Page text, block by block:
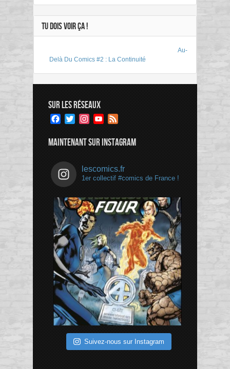
TU DOIS VOIR ÇA !
Au-
Delà Du Comics #2 : La Continuité
SUR LES RÉSEAUX
Facebook
TwitterInstagramYouTube
MAINTENANT SUR INSTAGRAM
lescomics.fr
1er collectif #comics de France !
Suivez-nous sur Instagram